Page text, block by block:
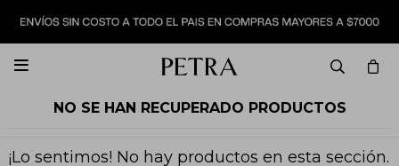

NO SE HAN RECUPERADO PRODUCTOS
¡Lo sentimos! No hay productos en esta sección.